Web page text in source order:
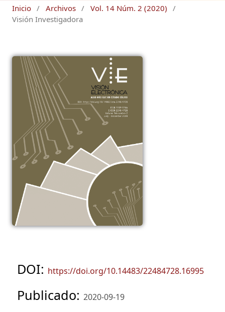
Inicio / Archivos / Vol. 14 Núm. 2 (2020)
/
Visión Investigadora
DOI: https://doi.org/10.14483/22484728.16995
Publicado: 2020-09-19